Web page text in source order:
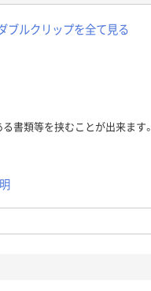
ブルクリップを全て見る
書類等を挟むことが出来ます。